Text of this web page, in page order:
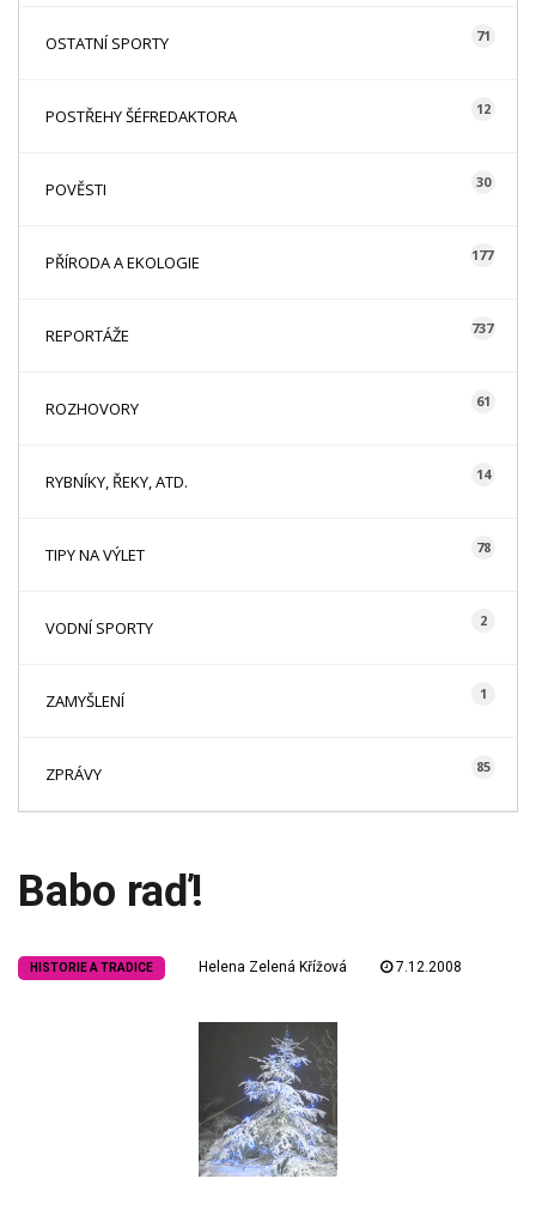
OSTATNÍ SPORTY 71
POSTŘEHY ŠÉFREDAKTORA 12
POVĚSTI 30
PŘÍRODA A EKOLOGIE 177
REPORTÁŽE 737
ROZHOVORY 61
RYBNÍKY, ŘEKY, ATD. 14
TIPY NA VÝLET 78
VODNÍ SPORTY 2
ZAMYŠLENÍ 1
ZPRÁVY 85
Babo raď!
HISTORIE A TRADICE Helena Zelená Křížová 7.12.2008